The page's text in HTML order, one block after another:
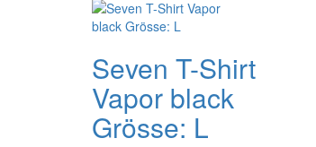
Seven T-Shirt
Vapor black
Grösse: L